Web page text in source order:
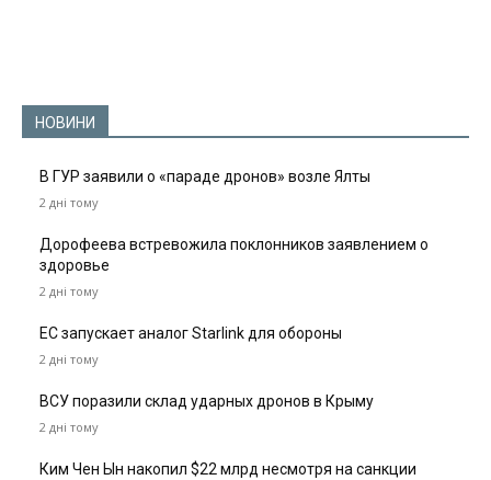
НОВИНИ
В ГУР заявили о «параде дронов» возле Ялты
2 дні тому
Дорофеева встревожила поклонников заявлением о
здоровье
2 дні тому
ЕС запускает аналог Starlink для обороны
2 дні тому
ВСУ поразили склад ударных дронов в Крыму
2 дні тому
Ким Чен Ын накопил $22 млрд несмотря на санкции